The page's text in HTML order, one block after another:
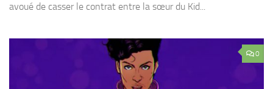
avoué de casser le contrat entre la sœur du Kid...
0